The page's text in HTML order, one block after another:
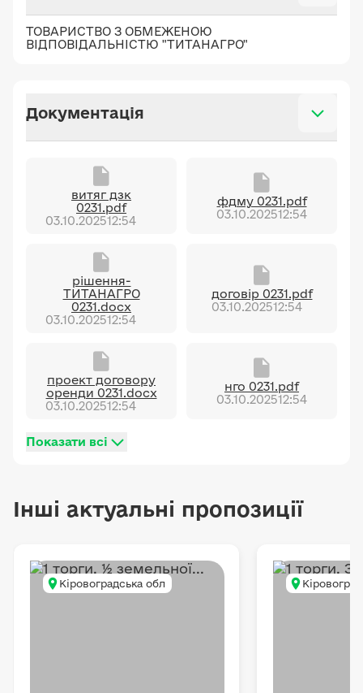
ТОВАРИСТВО З ОБМЕЖЕНОЮ
ВІДПОВІДАЛЬНІСТЮ "ТИТАНАГРО"
Документація
витяг дзк
0231.pdf
03.10.202512:54
фдму 0231.pdf
03.10.202512:54
рішення-
ТИТАНАГРО
0231.docx
03.10.202512:54
договір 0231.pdf
03.10.202512:54
проект договору
оренди 0231.docx
03.10.202512:54
нго 0231.pdf
03.10.202512:54
Показати всі
Інші актуальні пропозиції
Кіровоградська обл